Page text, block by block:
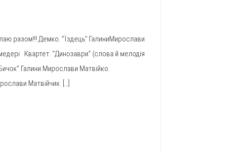
разом!!! Демко. ”Їздець” ГалиниМирослави
Квартет. ”Динозаври” (слова й мелодія
Галини Мирослави Матвійко.
Матвійчик. […]